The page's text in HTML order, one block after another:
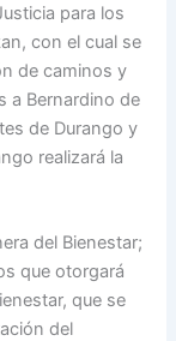
para los
con el cual se
de caminos y
a Bernardino de
de Durango y
realizará la
del Bienestar;
que otorgará
que se
del